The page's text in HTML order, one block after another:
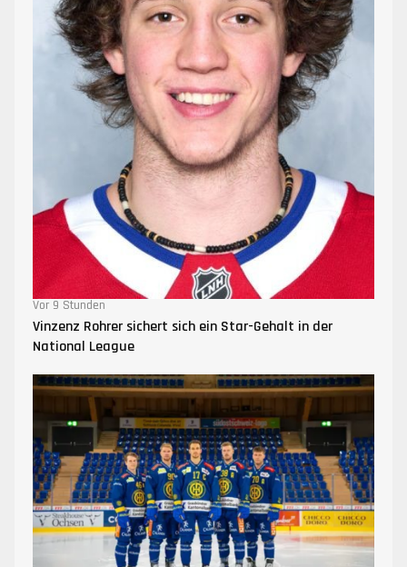
Vor 9 Stunden
Vinzenz Rohrer sichert sich ein Star-Gehalt in der
National League